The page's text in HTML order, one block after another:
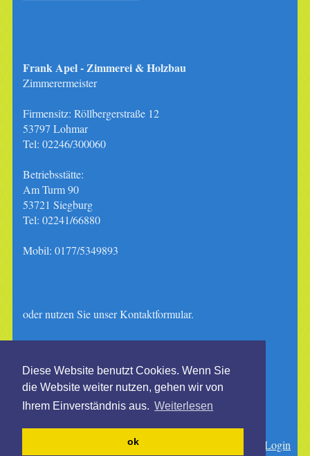
Diese Website benutzt Cookies. Wenn Sie
die Website weiter nutzen, gehen wir von
Ihrem Einverständnis aus. Weiterlesen
ok
Frank Apel - Zimmerei & Holzbau
Zimmerermeister
Firmensitz: Röllbergerstraße 12
53797 Lohmar
Tel: 02246/300060
Betriebsstätte:
Am Turm 90
53721 Siegburg
Tel: 02241/66880
Mobil: 0177/5349893
oder nutzen Sie unser Kontaktformular.
Ab sofort sind unsere Bürozeiten von Montag bis
Freitag
8:00 - 12:00 Uhr
Sitemap
Login